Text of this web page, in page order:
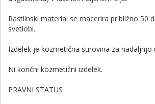
Rastlinski material se macerira približno 50
svetlobi.
Izdelek je kozmetična surovina za nadaljnjo
Ni končni kozmetični izdelek.
PRAVNI STATUS